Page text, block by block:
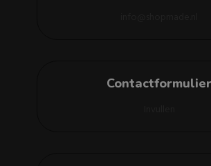
Contactformulier